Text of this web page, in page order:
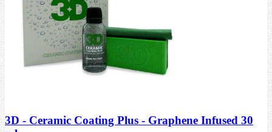
3D - Ceramic Coating Plus - Graphene Infused 30